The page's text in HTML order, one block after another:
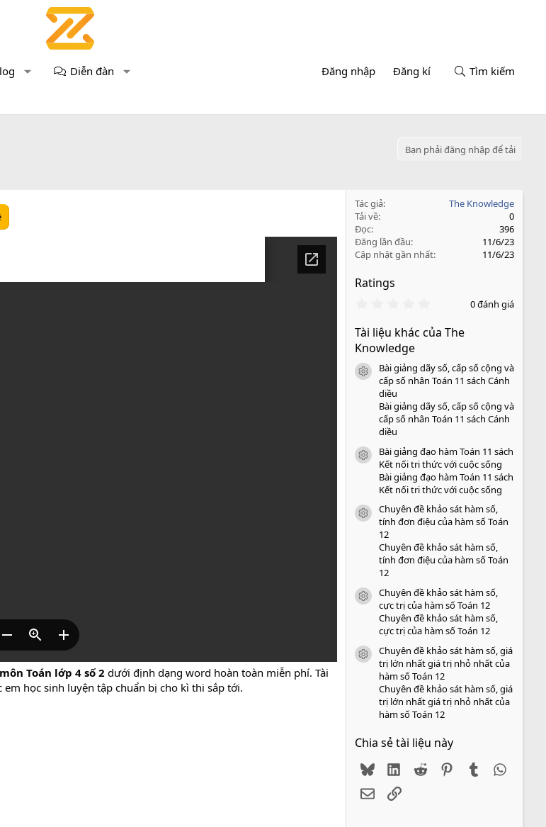
Diễn đàn Đăng nhập Đăng kí Tìm kiếm
Bạn phải đăng nhập để tải
Toán lớp 4 số 2 dưới định dạng word hoàn toàn miễn phí. Tài
học sinh luyện tập chuẩn bị cho kì thi sắp tới.
Tác giả
The Knowledge
Tải về
0
Đọc
396
Đăng lần đầu
11/6/23
Cập nhật gần nhất
11/6/23
Ratings
0
0
o
0 đánh giá
Tài liệu khác của The
Knowledge
icon tài liệu
Bài giảng dãy số, cấp số cộng và
cấp số nhân Toán 11 sách Cánh
diều
Bài giảng dãy số, cấp số cộng và
cấp số nhân Toán 11 sách Cánh
diều
icon tài liệu
Bài giảng đạo hàm Toán 11 sách
Kết nối tri thức với cuộc sống
Bài giảng đạo hàm Toán 11 sách
Kết nối tri thức với cuộc sống
icon tài liệu
Chuyên đề khảo sát hàm số,
tính đơn điệu của hàm số Toán
12
Chuyên đề khảo sát hàm số,
tính đơn điệu của hàm số Toán
12
icon tài liệu
Chuyên đề khảo sát hàm số,
cực trị của hàm số Toán 12
Chuyên đề khảo sát hàm số,
cực trị của hàm số Toán 12
icon tài liệu
Chuyên đề khảo sát hàm số, giá
trị lớn nhất giá trị nhỏ nhất của
hàm số Toán 12
Chuyên đề khảo sát hàm số, giá
trị lớn nhất giá trị nhỏ nhất của
hàm số Toán 12
Chia sẻ tài liệu này
BlueskyLinkedIn
Reddit PinterestTumblr
EmailLink